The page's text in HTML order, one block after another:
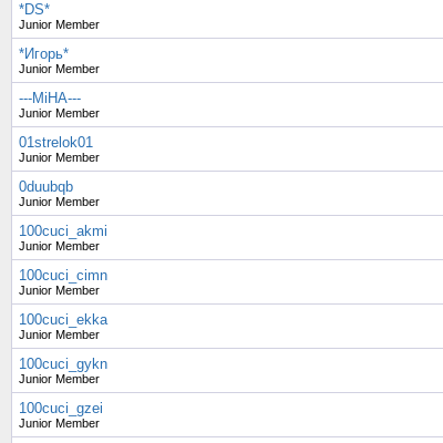
*DS*
Junior Member
*Игорь*
Junior Member
---MiHA---
Junior Member
01strelok01
Junior Member
0duubqb
Junior Member
100cuci_akmi
Junior Member
100cuci_cimn
Junior Member
100cuci_ekka
Junior Member
100cuci_gykn
Junior Member
100cuci_gzei
Junior Member